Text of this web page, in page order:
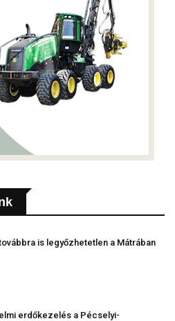
is legyőzhetetlen a Mátrában
erdőkezelés a Pécselyi-